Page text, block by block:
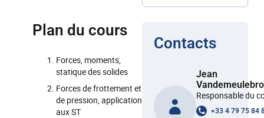
Plan du cours
Forces, moments,
statique des solides
Forces de frottement et
de pression, application
aux ST
Contacts
Jean
Responsable du
+33 4 79 75 84